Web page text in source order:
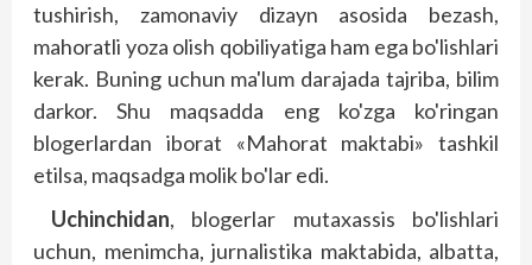
tushirish, zamonaviy dizayn asosida bezash,
mahoratli yoza olish qobiliyatiga ham ega bo'lishlari
kerak. Buning uchun ma'lum darajada tajriba, bilim
darkor. Shu maqsadda eng ko'zga ko'ringan
blogerlardan iborat «Mahorat maktabi» tashkil
etilsa, maqsadga molik bo'lar edi.
Uchinchidan, blogerlar mutaxassis bo'lishlari
uchun, menimcha, jurnalistika maktabida, albatta,